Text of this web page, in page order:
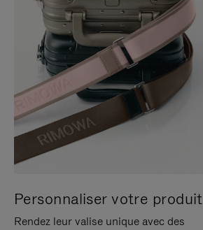
Personnaliser votre produit
Rendez leur valise unique avec des